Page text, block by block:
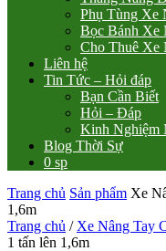
Phụ Tùng Xe
Bọc Bánh Xe
Cho Thuê Xe
Liên hệ
Tin Tức – Hỏi đáp
Bạn Cần Biết
Hỏi – Đáp
Kinh Nghiệm
Blog Thời Sự
0 sp
Trang chủ Sản phẩm Xe
1,6m
Trang chủ / Xe Nâng Tay
1 tấn lên 1,6m